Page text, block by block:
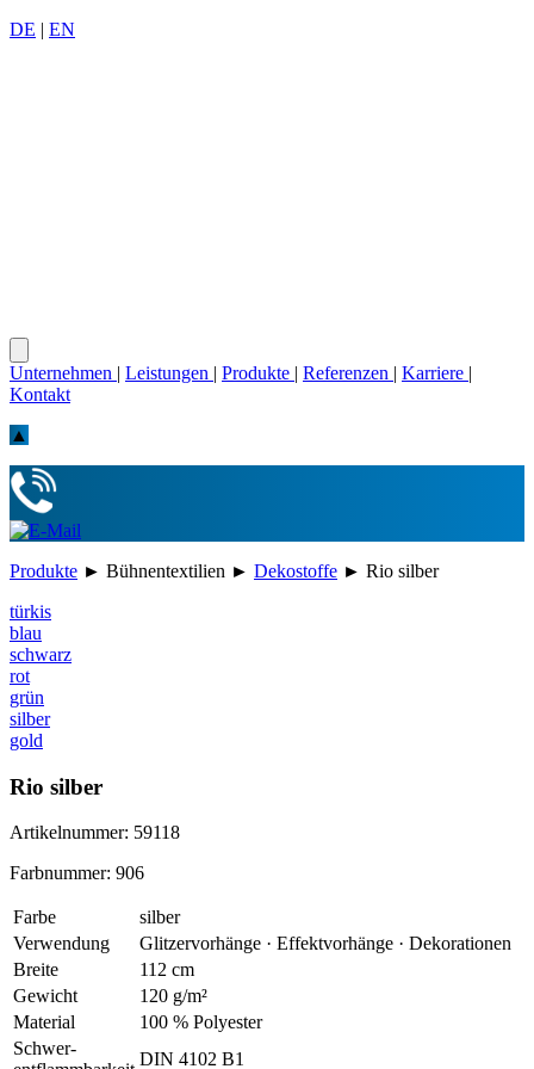
DE | EN
Unternehmen | Leistungen | Produkte | Referenzen | Karriere |
Kontakt
▲
Produkte ► Bühnentextilien ► Dekostoffe ► Rio silber
türkis
blau
schwarz
rot
grün
silber
gold
Rio silber
Artikelnummer: 59118
Farbnummer: 906
Farbe
silber
Verwendung
Glitzervorhänge · Effektvorhänge · Dekorationen
Breite
112 cm
Gewicht
120 g/m²
Material
100 % Polyester
Schwer-
DIN 4102 B1